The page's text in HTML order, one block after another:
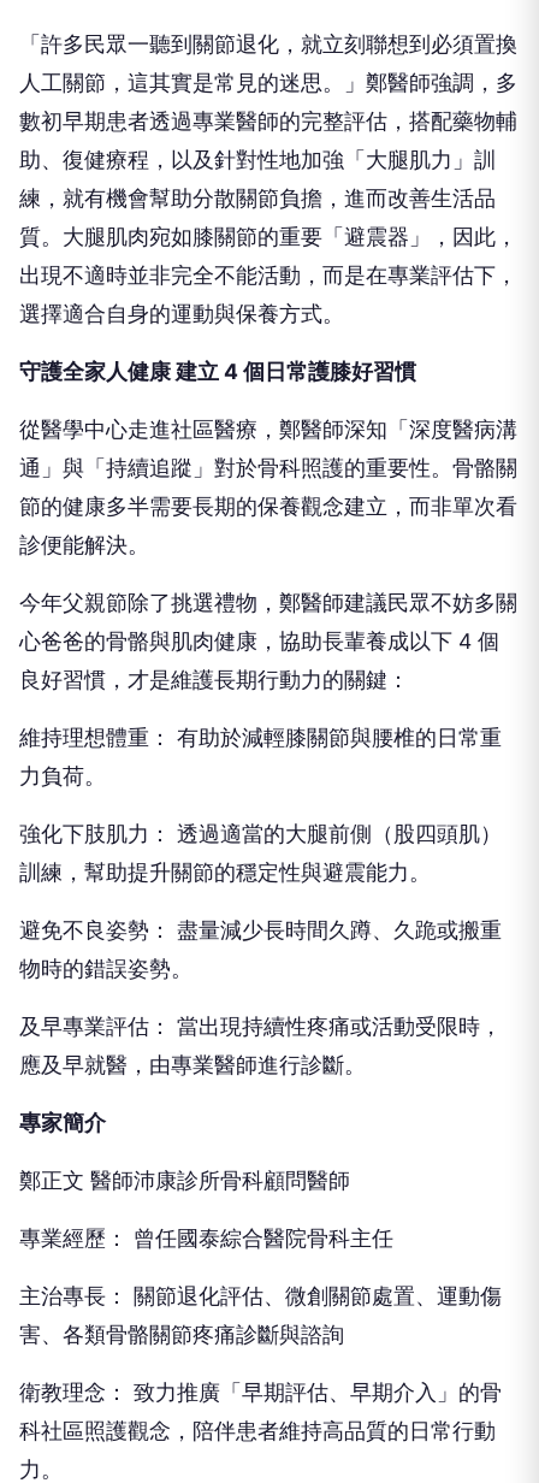
「許多民眾一聽到關節退化，就立刻聯想到必須置換
人工關節，這其實是常見的迷思。」鄭醫師強調，多
數初早期患者透過專業醫師的完整評估，搭配藥物輔
助、復健療程，以及針對性地加強「大腿肌力」訓
練，就有機會幫助分散關節負擔，進而改善生活品
質。大腿肌肉宛如膝關節的重要「避震器」，因此，
出現不適時並非完全不能活動，而是在專業評估下，
選擇適合自身的運動與保養方式。
守護全家人健康 建立 4 個日常護膝好習慣
從醫學中心走進社區醫療，鄭醫師深知「深度醫病溝
通」與「持續追蹤」對於骨科照護的重要性。骨骼關
節的健康多半需要長期的保養觀念建立，而非單次看
診便能解決。
今年父親節除了挑選禮物，鄭醫師建議民眾不妨多關
心爸爸的骨骼與肌肉健康，協助長輩養成以下 4 個
良好習慣，才是維護長期行動力的關鍵：
維持理想體重： 有助於減輕膝關節與腰椎的日常重
力負荷。
強化下肢肌力： 透過適當的大腿前側（股四頭肌）
訓練，幫助提升關節的穩定性與避震能力。
避免不良姿勢： 盡量減少長時間久蹲、久跪或搬重
物時的錯誤姿勢。
及早專業評估： 當出現持續性疼痛或活動受限時，
應及早就醫，由專業醫師進行診斷。
專家簡介
鄭正文 醫師沛康診所骨科顧問醫師
專業經歷： 曾任國泰綜合醫院骨科主任
主治專長： 關節退化評估、微創關節處置、運動傷
害、各類骨骼關節疼痛診斷與諮詢
衛教理念： 致力推廣「早期評估、早期介入」的骨
科社區照護觀念，陪伴患者維持高品質的日常行動
力。